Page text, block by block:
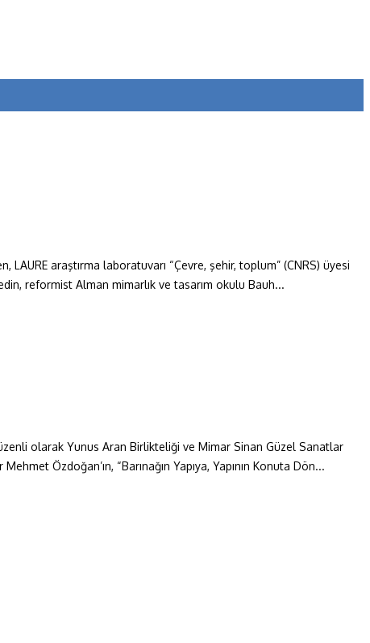
araştırma laboratuvarı “Çevre, şehir, toplum” (CNRS) üyesi
reformist Alman mimarlık ve tasarım okulu Bauh...
olarak Yunus Aran Birlikteliği ve Mimar Sinan Güzel Sanatlar
Özdoğan’ın, “Barınağın Yapıya, Yapının Konuta Dön...